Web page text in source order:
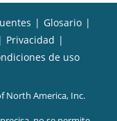
| Glosario |
| Privacidad |
de uso
North America, Inc.